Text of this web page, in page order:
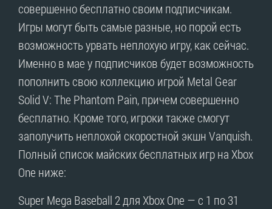
совершенно бесплатно своим подписчикам.
Игры могут быть самые разные, но порой есть
возможность урвать неплохую игру, как сейчас.
Именно в мае у подписчиков будет возможность
пополнить свою коллекцию игрой Metal Gear
Solid V: The Phantom Pain, причем совершенно
бесплатно. Кроме того, игроки также смогут
заполучить неплохой скоростной экшн Vanquish.
Полный список майских бесплатных игр на Xbox
One ниже:
Super Mega Baseball 2 для Xbox One — с 1 по 31